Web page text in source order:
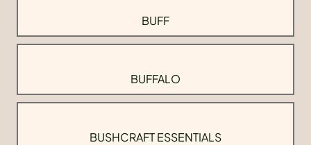
BUFF
BUFFALO
BUSHCRAFT ESSENTIALS